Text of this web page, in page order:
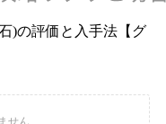
)の評価と入手法【グ